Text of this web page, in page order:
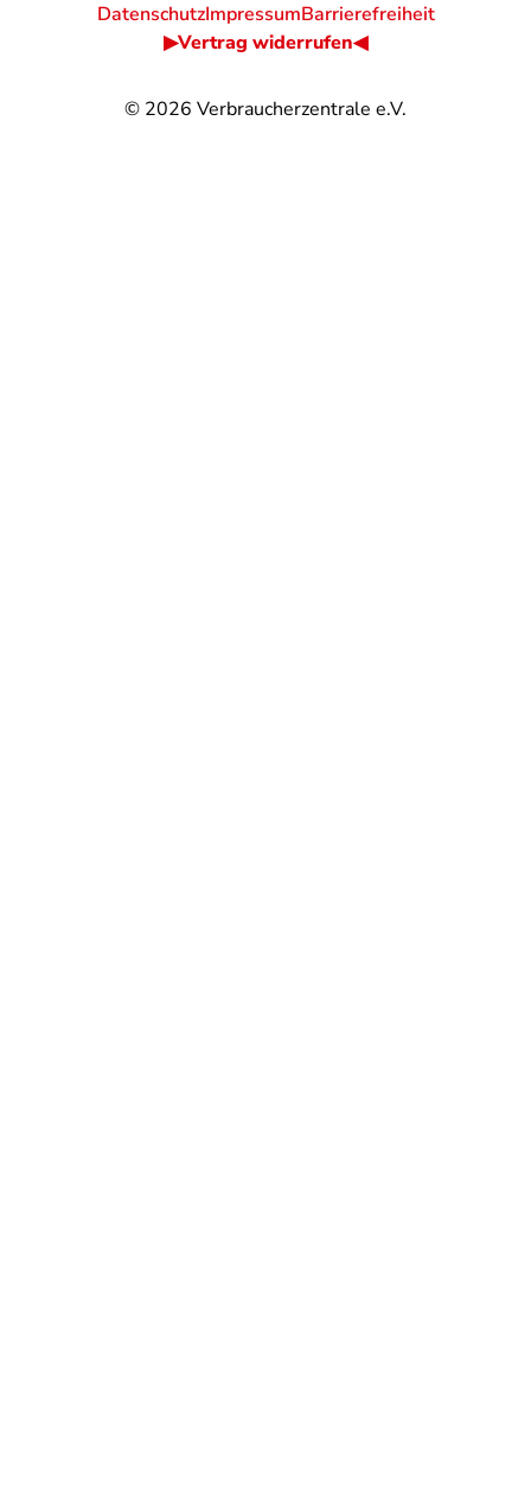
© 2026 Verbraucherzentrale e.V.
DatenschutzImpressumBarrierefreiheit
▶Vertrag widerrufen◀